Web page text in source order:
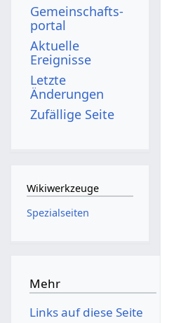
Gemeinschafts­
portal
Aktuelle
Ereignisse
Letzte
Änderungen
Zufällige Seite
Wikiwerkzeuge
Spezialseiten
Mehr
Links auf diese Seite